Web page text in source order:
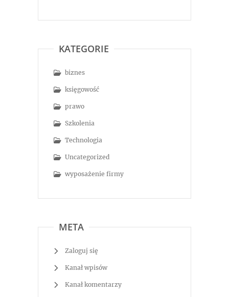
KATEGORIE
biznes
księgowość
prawo
Szkolenia
Technologia
Uncategorized
wyposażenie firmy
META
Zaloguj się
Kanał wpisów
Kanał komentarzy